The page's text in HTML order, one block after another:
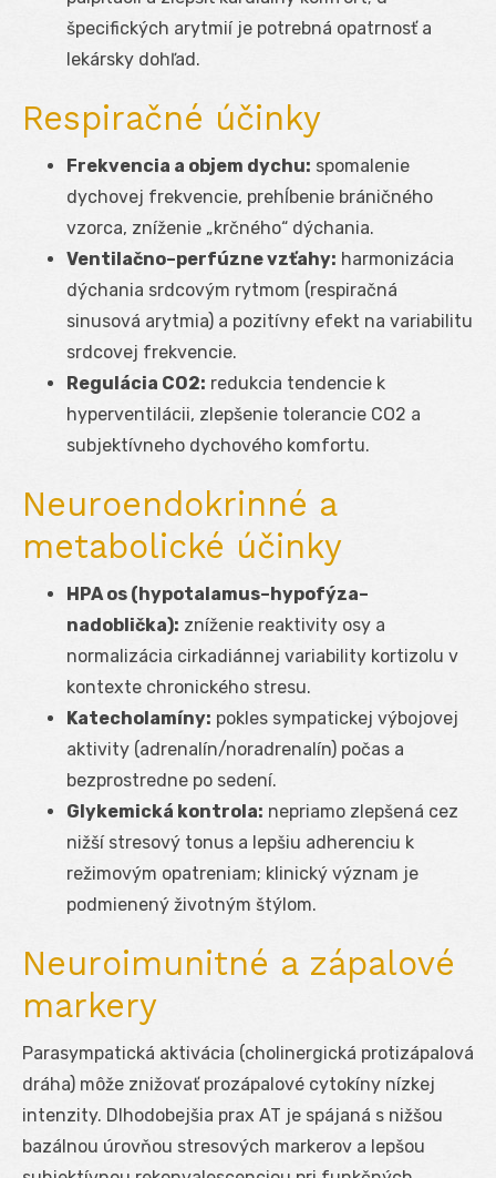
špecifických arytmií je potrebná opatrnosť a
lekársky dohľad.
Respiračné účinky
Frekvencia a objem dychu: spomalenie
dychovej frekvencie, prehĺbenie bráničného
vzorca, zníženie „krčného“ dýchania.
Ventilačno–perfúzne vzťahy: harmonizácia
dýchania srdcovým rytmom (respiračná
sinusová arytmia) a pozitívny efekt na variabilitu
srdcovej frekvencie.
Regulácia CO2: redukcia tendencie k
hyperventilácii, zlepšenie tolerancie CO2 a
subjektívneho dychového komfortu.
Neuroendokrinné a
metabolické účinky
HPA os (hypotalamus–hypofýza–
nadoblička): zníženie reaktivity osy a
normalizácia cirkadiánnej variability kortizolu v
kontexte chronického stresu.
Katecholamíny: pokles sympatickej výbojovej
aktivity (adrenalín/noradrenalín) počas a
bezprostredne po sedení.
Glykemická kontrola: nepriamo zlepšená cez
nižší stresový tonus a lepšiu adherenciu k
režimovým opatreniam; klinický význam je
podmienený životným štýlom.
Neuroimunitné a zápalové
markery
Parasympatická aktivácia (cholinergická protizápalová
dráha) môže znižovať prozápalové cytokíny nízkej
intenzity. Dlhodobejšia prax AT je spájaná s nižšou
bazálnou úrovňou stresových markerov a lepšou